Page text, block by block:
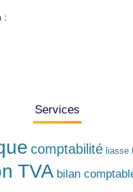
:
Services
comptabilité liasse
TVA bilan